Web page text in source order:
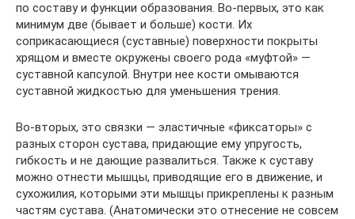
по составу и функции образования. Во-первых, это как
минимум две (бывает и больше) кости. Их
соприкасающиеся (суставные) поверхности покрыты
хрящом и вместе окружены своего рода «муфтой» —
суставной капсулой. Внутри нее кости омываются
суставной жидкостью для уменьшения трения.
Во-вторых, это связки — эластичные «фиксаторы» с
разных сторон сустава, придающие ему упругость,
гибкость и не дающие развалиться. Также к суставу
можно отнести мышцы, приводящие его в движение, и
сухожилия, которыми эти мышцы прикреплены к разным
частям сустава. (Анатомически это отнесение не совсем